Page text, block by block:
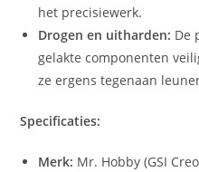
het precisiewerk.
Drogen en uitharden: De
gelakte componenten
ze ergens tegenaan
Specificaties:
Merk: Mr. Hobby (GSI